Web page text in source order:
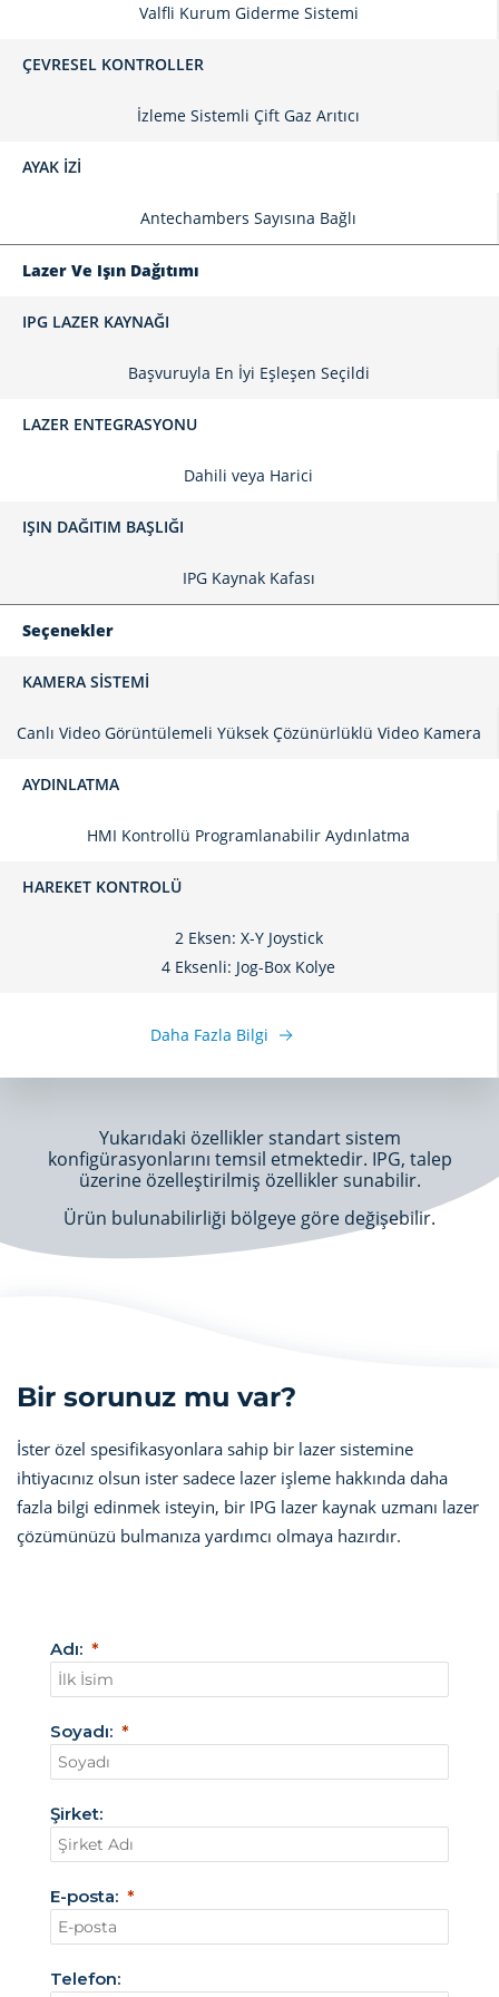
Valfli Kurum Giderme Sistemi
ÇEVRESEL KONTROLLER
İzleme Sistemli Çift Gaz Arıtıcı
AYAK İZI
Antechambers Sayısına Bağlı
Lazer Ve Işın Dağıtımı
IPG LAZER KAYNAĞI
Başvuruyla En İyi Eşleşen Seçildi
LAZER ENTEGRASYONU
Dahili veya Harici
IŞIN DAĞITIM BAŞLIĞI
IPG Kaynak Kafası
Seçenekler
KAMERA SISTEMI
Canlı Video Görüntülemeli Yüksek Çözünürlüklü Video Kamera
AYDINLATMA
HMI Kontrollü Programlanabilir Aydınlatma
HAREKET KONTROLÜ
2 Eksen: X-Y Joystick
4 Eksenli: Jog-Box Kolye
Daha Fazla Bilgi
Yukarıdaki özellikler standart sistem
konfigürasyonlarını temsil etmektedir. IPG, talep
üzerine özelleştirilmiş özellikler sunabilir.
Ürün bulunabilirliği bölgeye göre değişebilir.
Bir sorunuz mu var?
İster özel spesifikasyonlara sahip bir lazer sistemine
ihtiyacınız olsun ister sadece lazer işleme hakkında daha
fazla bilgi edinmek isteyin, bir IPG lazer kaynak uzmanı lazer
çözümünüzü bulmanıza yardımcı olmaya hazırdır.
Adı:
Soyadı:
Şirket:
E-posta:
Telefon: